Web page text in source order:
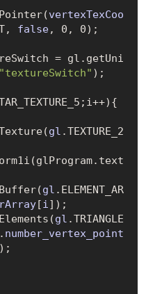
vertexTexCoo
false, 0, 0) ;
= gl.get
Uni
"textureSwitch" ) ;
gl .TEXTURE_2
Buffer(gl .ELEMENT_AR
[i]) ;
gl .TRIANGLE
number_vertex_point
;